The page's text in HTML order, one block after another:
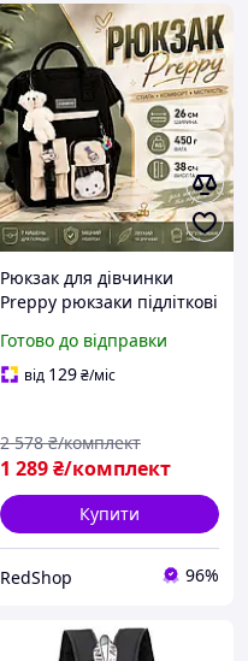
Рюкзак для дівчинки
Preppy рюкзаки підліткові
рюкзаки для середньої
школи 450 г рюкзак на
Готово до відправки
від 129₴/міс
1 289₴/комплект
2 578 ₴/комплект
Купити
RedShop 96%